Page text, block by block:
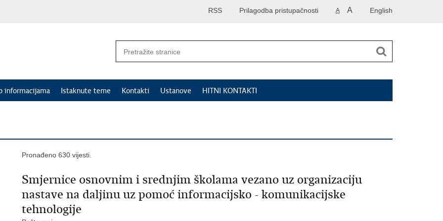
English
A A
Prilagodba pristupačnosti
RSS
informacijama Istaknute teme Kontakti Ustanove HITNI KONTAKTI
Pronađeno 630 vijesti.
Smjernice osnovnim i srednjim školama vezano uz organizaciju
nastave na daljinu uz pomoć informacijsko - komunikacijske
tehnologije